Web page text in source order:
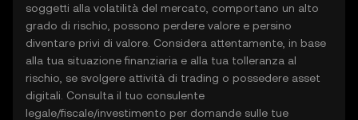
soggetti alla volatilità del mercato, comportano un alto
grado di rischio, possono perdere valore e persino
diventare privi di valore. Considera attentamente, in base
alla tua situazione finanziaria e alla tua tolleranza al
rischio, se svolgere attività di trading o possedere asset
digitali. Consulta il tuo consulente
legale/fiscale/investimento per domande sulle tue